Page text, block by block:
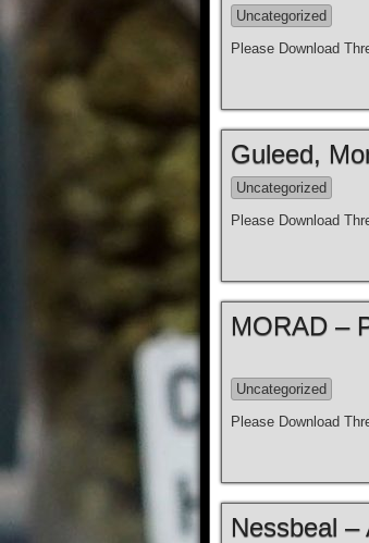
Uncategorized
Please Download
Guleed,
Uncategorized
Please Download
MORAD –
Uncategorized
Please Download
Nessbeal